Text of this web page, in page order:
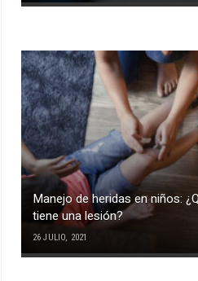
Manejo de heridas en niños:
tiene una lesión?
26 JULIO, 2021